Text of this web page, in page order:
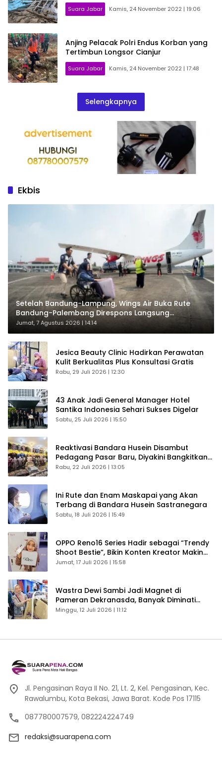
Suara Jabar Kamis, 24 November 2022 | 19:06
Anjing Pelacak Polri Endus Korban yang
Tertimbun Longsor Cianjur
Suara Jabar Kamis, 24 November 2022 | 17:48
Selengkapnya
Ekbis
Setelah Bandung-Lampung, Wings Air Buka Rute
Bandung-Palembang Direspons Langsung
Penumpang
Jumat, 7 Agustus 2026 | 14:14
Jesica Beauty Clinic Hadirkan Perawatan
Kulit Berkualitas Plus Konsultasi Gratis
Rabu, 29 Juli 2026 | 12:30
43 Anak Jadi General Manager Hotel
Santika Indonesia Sehari Sukses Digelar
Sabtu, 25 Juli 2026 | 15:50
Reaktivasi Bandara Husein Disambut
Pedagang Pasar Baru, Diyakini Bangkitkan
Kembali Ekonomi Bandung
Rabu, 22 Juli 2026 | 13:05
Ini Rute dan Enam Maskapai yang Akan
Terbang di Bandara Husein Sastranegara
Sabtu, 18 Juli 2026 | 15:49
OPPO Reno16 Series Hadir sebagai “Trendy
Shoot Bestie”, Bikin Konten Kreator Makin
Betah
Jumat, 17 Juli 2026 | 15:58
Wastra Dewi Sambi Jadi Magnet di
Pameran Dekranasda, Banyak Diminati
Pengunjung
Minggu, 12 Juli 2026 | 11:12
Jl. Pengasinan Raya II No. 21, Lt. 2, Kel. Pengasinan, Kec.
Rawalumbu, Kota Bekasi, Jawa Barat. Kode Pos 17115
087780007579, 082224224749
redaksi@suarapena.com